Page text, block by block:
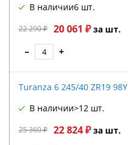
22 290 ₽ 20 061 ₽за шт.
В наличии6 шт.
– +
Turanza 6 245/40 ZR19 98Y
25 360 ₽ 22 824 ₽за шт.
В наличии>12 шт.